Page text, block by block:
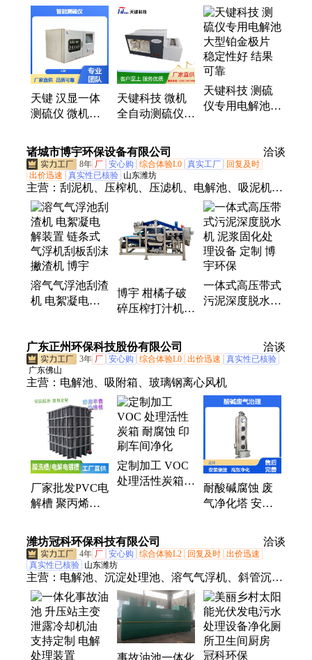
动量热仪、测硫仪、磨性指数、破碎制样、温程控
仪、选矿设备、振筛机标准、搅拌仪粘结、活性测定
仪、制样破碎机、分析仪智能、箱式高温炉、破碎机
湿煤、热量计自动、工业分析仪、测定仪煤炭、测定
仪智能、指数测定仪、水分测定仪、测定仪煤杯、智
能定硫仪、智能马弗炉
天键 汉显一体
测硫仪 微机定
池 甄选品质
天键科技 微机
全自动测硫仪
碳管 原厂直供
天键科技 测硫
仪专用电解池
诸城市博宇环保设备有限公司 洽谈
8年 厂 安心购 综合体验L0 真实工厂
回复及时
出价迅速
真实性已核验 山东潍坊
主营： 刮泥机、压榨机、压滤机、电解池、吸泥机、
污泥料仓、加药装置、果蔬压榨、尾矿脱水、大型水
果榨汁机、带式污泥压滤机、矿山污泥、生活污水厂
处理设备、市政污泥脱水、真空皮带脱水机、高压带
式压滤机、污泥深度脱水设备、市政污水厂设备、智
能超高压叠层压滤机、真空过滤机、立式压滤机、污
泥垂直压滤脱水机、一体式污泥深度脱水机、脱硫石
膏处理、果蔬压榨生产线、污泥处置中心
溶气气浮池刮渣
机 电絮凝电解
渣机 博宇
博宇 柑橘子破
碎压榨打汁机
水机 橙子生姜
榨汁原汁机
一体式高压带式
污泥深度脱水机
广东正州环保科技股份有限公司 洽谈
3年 厂 安心购 综合体验L0 出价迅速
真实性已核验
广东佛山
主营： 电解池、吸附箱、玻璃钢离心风机
厂家批发PVC电
解槽 聚丙烯实
碱工业电镀酸洗
池
定制加工 VOC
处理活性炭箱
耐酸碱腐蚀 废
气净化塔 安装
潍坊冠科环保科技有限公司 洽谈
4年 厂 安心购 综合体验L2 回复及时 出价迅速
真实性已核验 山东潍坊
主营： 电解池、沉淀处理池、溶气气浮机、斜管沉淀
池
事故油池一体化